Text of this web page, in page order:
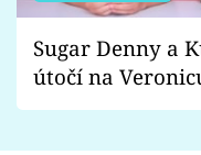
Sugar Denny a
útočí na
Proč je podle